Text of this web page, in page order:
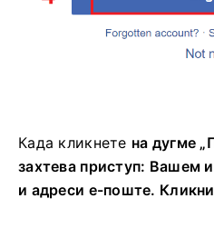
Када кликнете на дугме
захтева приступ: Вашем
и адреси е-поште.